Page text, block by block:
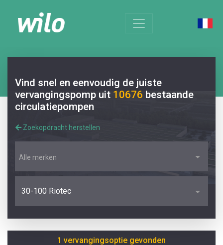
Vind snel en eenvoudig de juiste
vervangingspomp uit 10676 bestaande
circulatiepompen
Zoekopdracht herstellen
Alle merken
30-100 Riotec
1 vervangingsoptie gevonden